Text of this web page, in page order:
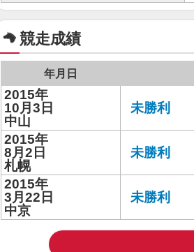
競走成績
年月日
2015年
10月3日
中山
未勝利
2015年
8月2日
札幌
未勝利
2015年
3月22日
中京
未勝利